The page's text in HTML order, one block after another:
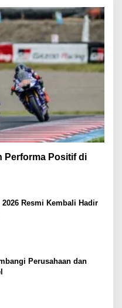
Performa Positif di
Resmi Kembali Hadir
Perusahaan dan